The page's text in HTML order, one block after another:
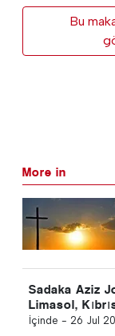
Bu
More in
Sadaka Aziz
Limasol,
İçinde - 26 Jul